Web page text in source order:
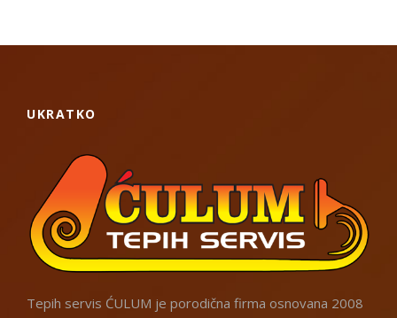
UKRATKO
Tepih servis ĆULUM je porodična firma osnovana 2008